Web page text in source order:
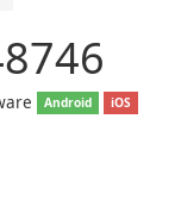
Android
iOS